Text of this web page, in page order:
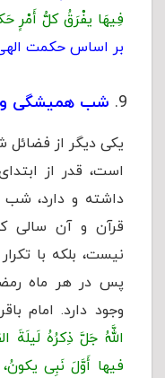
فِیهَا یفْرَقُ کلُّ أَمْرٍ
بر اساس حکمت
شب همیشگی و
یکی دیگر از
است، قدر از
داشته و دارد،
قرآن و آن سالى
نیست، بلکه با
پس در هر ماه
وجود دارد. امام
اللَّهُ جَلَّ ذِکرُهُ لَیلَةَ
فیها أَوَّلَ نَبِی